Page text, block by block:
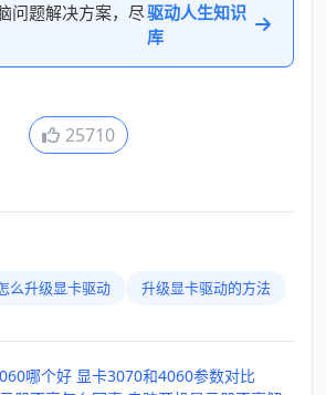
问题解决方案，尽驱动人生知识
库
25710
么升级显卡驱动 升级显卡驱动的方法
哪个好 显卡3070和4060参数对比